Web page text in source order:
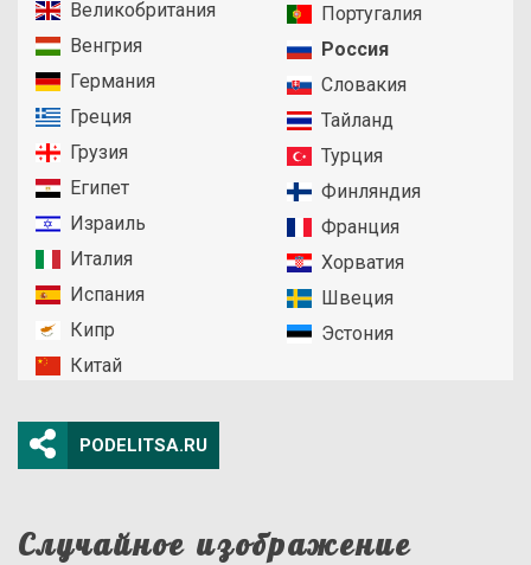
Великобритания
Венгрия
Германия
Греция
Грузия
Египет
Израиль
Италия
Испания
Кипр
Китай
Португалия
Россия
Словакия
Тайланд
Турция
Финляндия
Франция
Хорватия
Швеция
Эстония
PODELITSA.RU
Случайное изображение